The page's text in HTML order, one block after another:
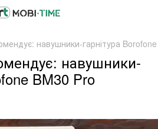
навушники-гарнітура
навушники-
BM30 Pro